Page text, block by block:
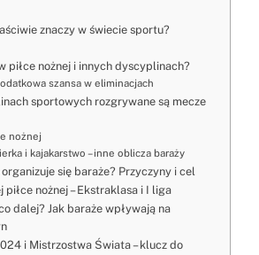
znaczy w świecie sportu?
piłce nożnej i innych dyscyplinach?
szansa w eliminacjach
sportowych rozgrywane są mecze
nożnej
i kajakarstwo – inne oblicza baraży
się baraże? Przyczyny i cel
piłce nożnej – Ekstraklasa i I liga
dalej? Jak baraże wpływają na
i Mistrzostwa Świata – klucz do